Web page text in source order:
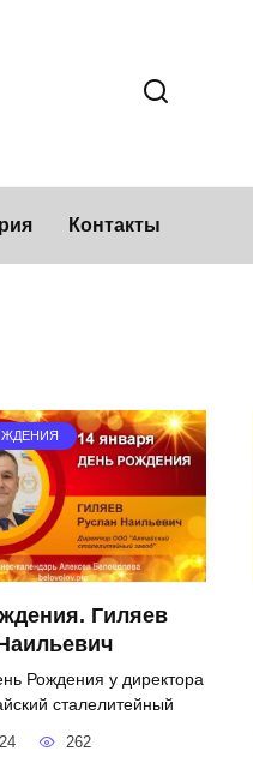
Контакты
Гиляев
Рождения у директора
сталелитейный
262